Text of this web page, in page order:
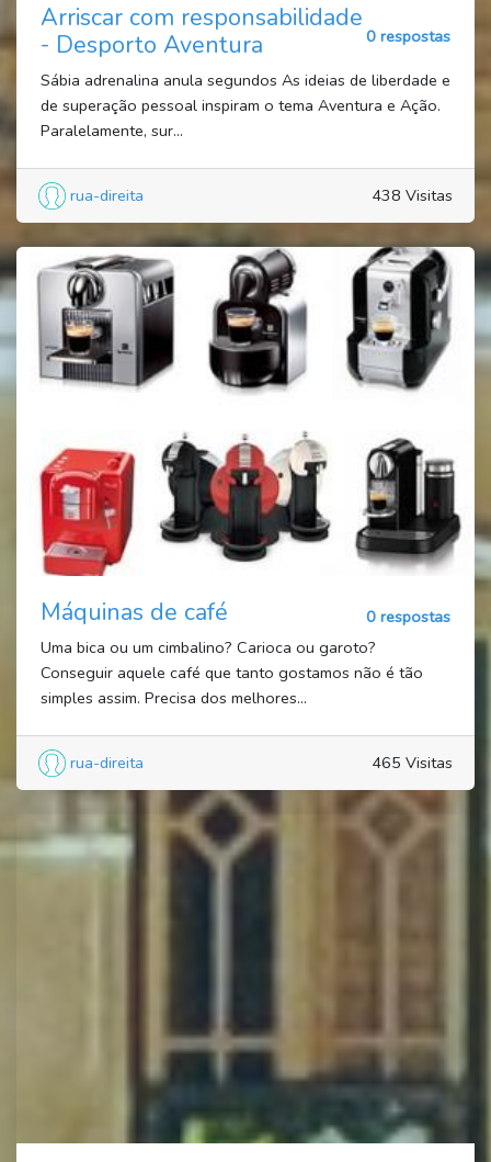
Arriscar com responsabilidade
- Desporto Aventura
0 respostas
Sábia adrenalina anula segundos As ideias de liberdade e
de superação pessoal inspiram o tema Aventura e Ação.
Paralelamente, sur...
rua-direita 438 Visitas
Máquinas de café
0 respostas
Uma bica ou um cimbalino? Carioca ou garoto?
Conseguir aquele café que tanto gostamos não é tão
simples assim. Precisa dos melhores...
rua-direita 465 Visitas